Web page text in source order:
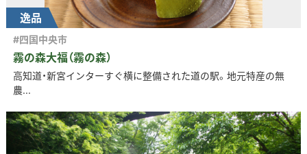
逸品
霧の森大福（霧の森）
#四国中央市
高知道・新宮インターすぐ横に整備された道の駅。地元特産の無
農...